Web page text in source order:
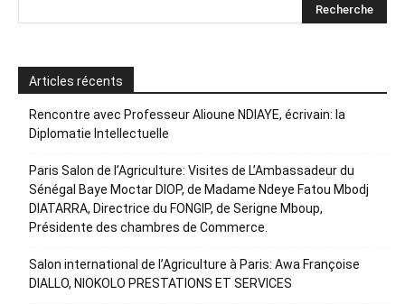
Articles récents
Rencontre avec Professeur Alioune NDIAYE, écrivain: la
Diplomatie Intellectuelle
Paris Salon de l’Agriculture: Visites de L’Ambassadeur du
Sénégal Baye Moctar DIOP, de Madame Ndeye Fatou Mbodj
DIATARRA, Directrice du FONGIP, de Serigne Mboup,
Présidente des chambres de Commerce.
Salon international de l’Agriculture à Paris: Awa Françoise
DIALLO, NIOKOLO PRESTATIONS ET SERVICES